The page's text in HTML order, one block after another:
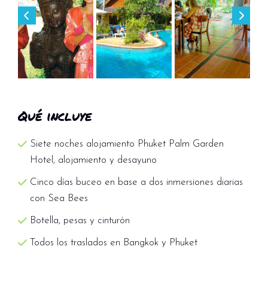
Qué incluye
Siete noches alojamiento Phuket Palm Garden
Hotel, alojamiento y desayuno
Cinco días buceo en base a dos inmersiones diarias
con Sea Bees
Botella, pesas y cinturón
Todos los traslados en Bangkok y Phuket